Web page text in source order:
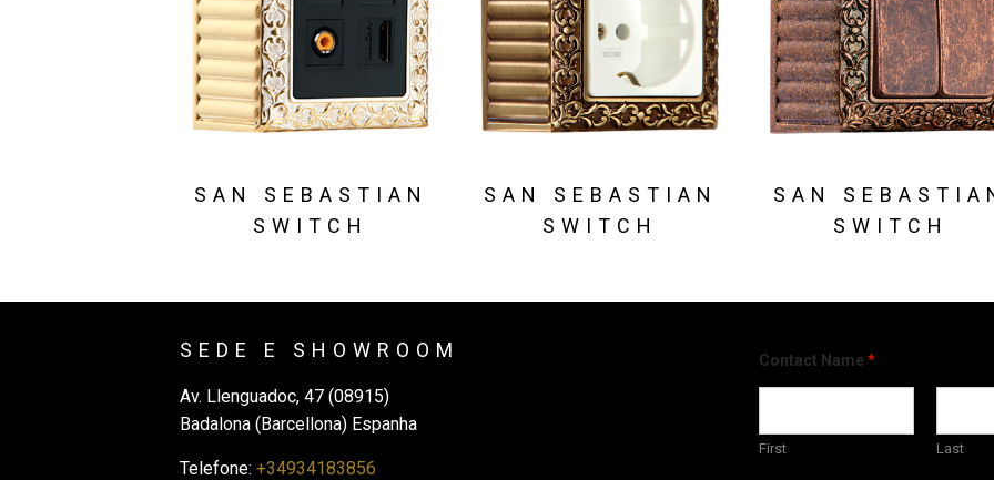
SAN SEBASTIAN
SWITCH
SAN SEBASTIAN
SWITCH
SAN
SWITCH
SEDE E SHOWROOM
Av. Llenguadoc, 47 (08915)
Badalona (Barcellona) Espanha
Telefone: +34934183856
Contact Name *
First Last